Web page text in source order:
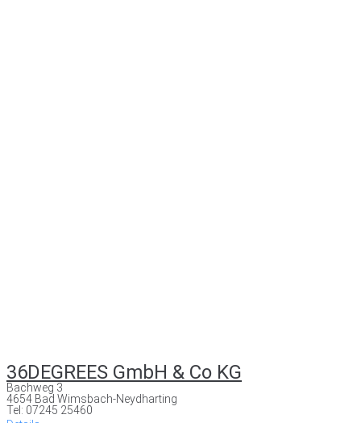
36DEGREES GmbH & Co KG
Bachweg 3
4654 Bad Wimsbach-Neydharting
Tel: 07245 25460